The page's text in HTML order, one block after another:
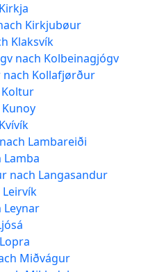
Kirkjubøur
Klaksvík
nach Kolbeinagjógv
Kollafjørður
Lambareiði
Lamba
nach Langasandur
Leynar
Miðvágur